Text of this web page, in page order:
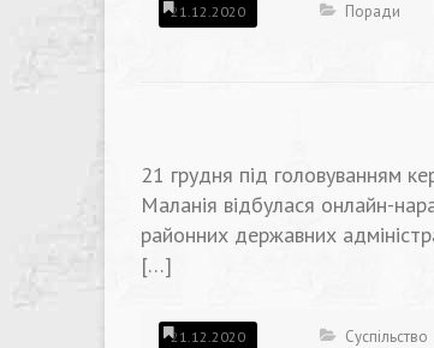
21.12.2020 Поради
21 грудня під головуванням
Маланія відбулася онлайн-
районних державних
[…]
21.12.2020 Суспільство